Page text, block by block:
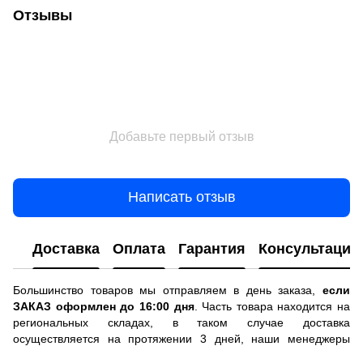
Отзывы
Добавьте первый отзыв
Написать отзыв
Доставка Оплата Гарантия Консультация
Большинство товаров мы отправляем в день заказа, если
ЗАКАЗ оформлен до 16:00 дня. Часть товара находится на
региональных складах, в таком случае доставка
осуществляется на протяжении 3 дней, наши менеджеры